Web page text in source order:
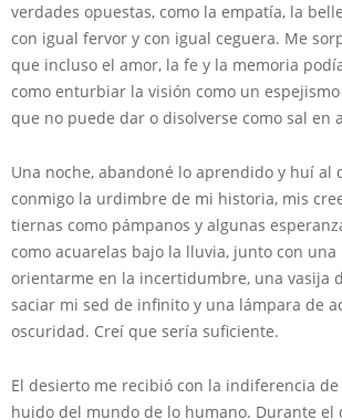
verdades opuestas, como la empatía, la
con igual fervor y con igual ceguera. Me
que incluso el amor, la fe y la memoria
como enturbiar la visión como un
que no puede dar o disolverse como sal en
Una noche, abandoné lo aprendido y huí al
conmigo la urdimbre de mi historia, mis
tiernas como pámpanos y algunas
como acuarelas bajo la lluvia, junto con
orientarme en la incertidumbre, una vasija
saciar mi sed de infinito y una lámpara de
oscuridad. Creí que sería suficiente.
El desierto me recibió con la indiferencia
huido del mundo de lo humano. Durante el